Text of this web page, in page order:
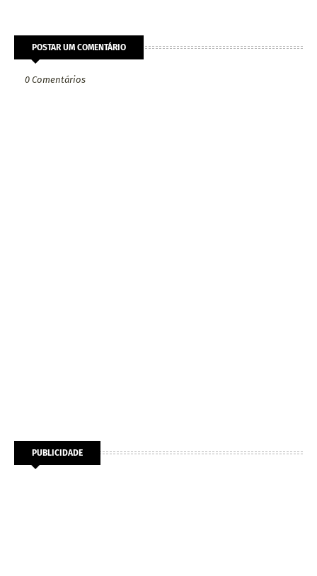
POSTAR UM COMENTÁRIO
0 Comentários
PUBLICIDADE